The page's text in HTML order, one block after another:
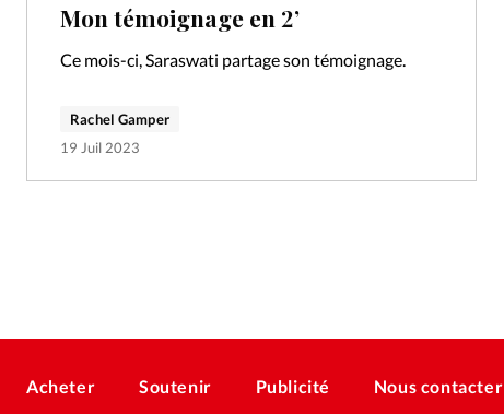
Mon témoignage en 2’
Ce mois-ci, Saraswati partage son témoignage.
Rachel Gamper
19 Juil 2023
Acheter Soutenir Publicité Nous contacter